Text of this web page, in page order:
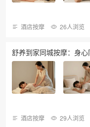
酒店按摩 26人浏览
舒养到家同城按摩：身
酒店按摩 29人浏览